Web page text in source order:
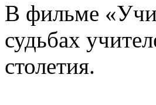
В фильме
судьбах
столетия.